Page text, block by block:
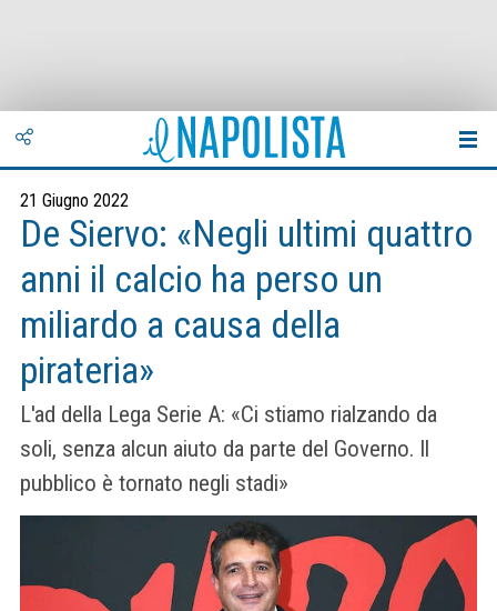
21 Giugno 2022
De Siervo: «Negli ultimi quattro
anni il calcio ha perso un
miliardo a causa della
pirateria»
L'ad della Lega Serie A: «Ci stiamo rialzando da
soli, senza alcun aiuto da parte del Governo. Il
pubblico è tornato negli stadi»